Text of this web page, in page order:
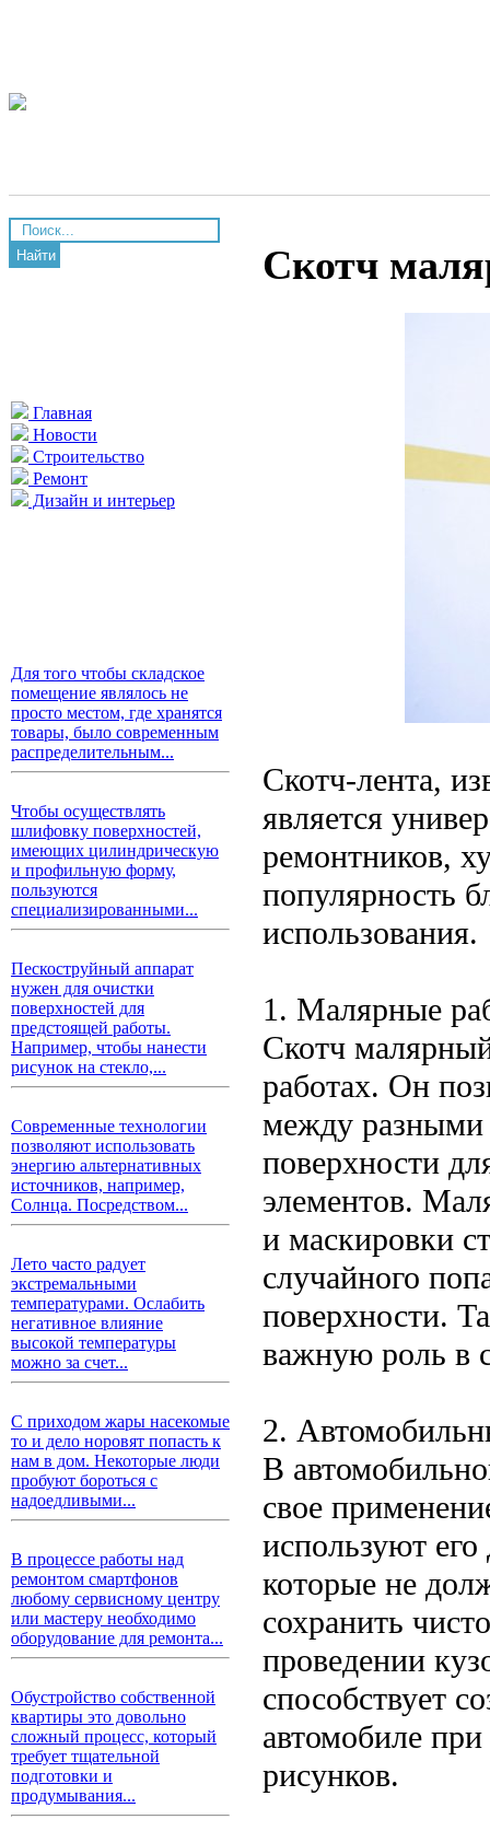
Найти
Главная
Новости
Строительство
Ремонт
Дизайн и интерьер
Для того чтобы складское
помещение являлось не
просто местом, где хранятся
товары, было современным
распределительным...
Чтобы осуществлять
шлифовку поверхностей,
имеющих цилиндрическую
и профильную форму,
пользуются
специализированными...
Пескоструйный аппарат
нужен для очистки
поверхностей для
предстоящей работы.
Например, чтобы нанести
рисунок на стекло,...
Современные технологии
позволяют использовать
энергию альтернативных
источников, например,
Солнца. Посредством...
Лето часто радует
экстремальными
температурами. Ослабить
негативное влияние
высокой температуры
можно за счет...
С приходом жары насекомые
то и дело норовят попасть к
нам в дом. Некоторые люди
пробуют бороться с
надоедливыми...
В процессе работы над
ремонтом смартфонов
любому сервисному центру
или мастеру необходимо
оборудование для ремонта...
Обустройство собственной
квартиры это довольно
сложный процесс, который
требует тщательной
подготовки и
продумывания...
Скотч
Скотч-лента,
является
ремонтников,
популярность
использования.
1. Малярные
Скотч
работах. Он
между разными
поверхности
элементов.
и маскировки
случайного
поверхности.
важную роль в
2.
В
свое
используют
которые не
сохранить
проведении
способствует
автомобиле
рисунков.